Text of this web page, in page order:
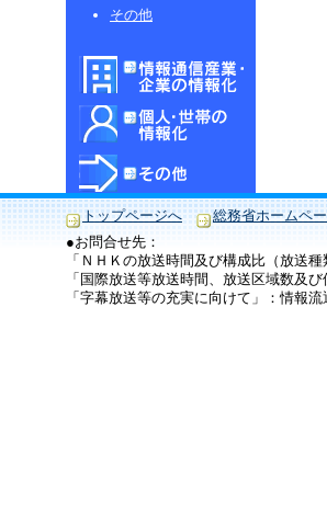
その他
トップページへ 総務省ホームペ
●お問合せ先：
「ＮＨＫの放送時間及び構成比（放送
「国際放送等放送時間、放送区域数及
「字幕放送等の充実に向けて」：情報